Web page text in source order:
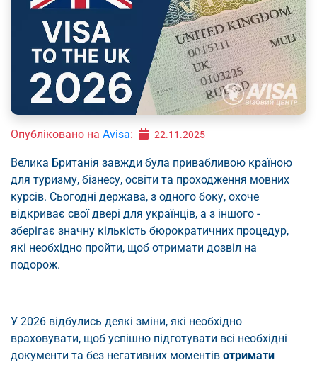
Опубліковано на Avisa: 22.11.2025
Велика Британія завжди була привабливою країною
для туризму, бізнесу, освіти та проходження мовних
курсів. Сьогодні держава, з одного боку, охоче
відкриває свої двері для українців, а з іншого -
зберігає значну кількість бюрократичних процедур,
які необхідно пройти, щоб отримати дозвіл на
подорож.
У 2026 відбулись деякі зміни, які необхідно
враховувати, щоб успішно підготувати всі необхідні
документи та без негативних моментів отримати